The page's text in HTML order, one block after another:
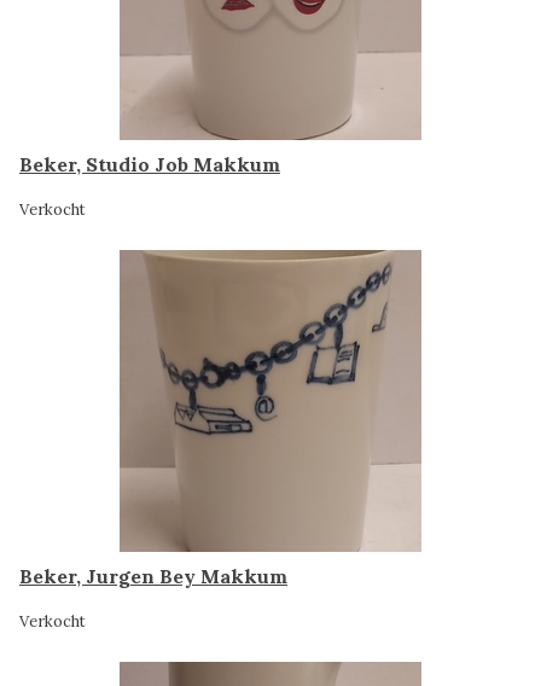
Beker, Studio Job Makkum
Verkocht
Beker, Jurgen Bey Makkum
Verkocht